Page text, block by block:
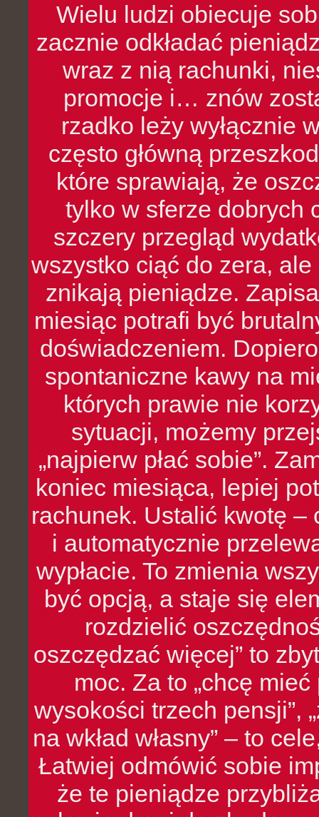
Wielu ludzi obiecuje
zacznie odkładać
wraz z nią rachunki,
promocje i… znów
rzadko leży wyłącznie
często główną
które sprawiają, że
tylko w sferze dobrych
szczery przegląd
wszystko ciąć do zera,
znikają pieniądze.
miesiąc potrafi być
doświadczeniem.
spontaniczne kawy na
których prawie nie
sytuacji, możemy
„najpierw płać sobie”.
koniec miesiąca, lepiej
rachunek. Ustalić kwotę
i automatycznie
wypłacie. To zmienia
być opcją, a staje się
rozdzielić
oszczędzać więcej” to
moc. Za to „chcę
wysokości trzech pensji”,
na wkład własny” – to
Łatwiej odmówić sobie
że te pieniądze